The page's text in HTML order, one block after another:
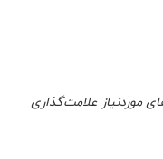
موردنیاز علامت‌گذاری